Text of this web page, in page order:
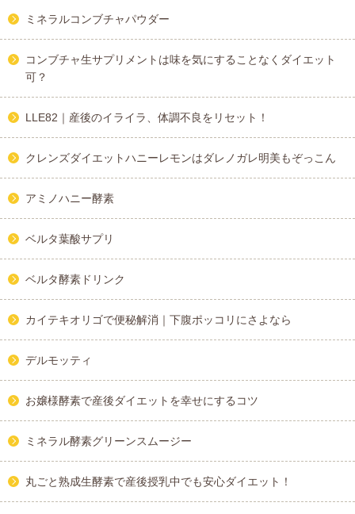
ミネラルコンブチャパウダー
コンブチャ生サプリメントは味を気にすることなくダイエット
可？
LLE82｜産後のイライラ、体調不良をリセット！
クレンズダイエットハニーレモンはダレノガレ明美もぞっこん
アミノハニー酵素
ベルタ葉酸サプリ
ベルタ酵素ドリンク
カイテキオリゴで便秘解消｜下腹ポッコリにさよなら
デルモッティ
お嬢様酵素で産後ダイエットを幸せにするコツ
ミネラル酵素グリーンスムージー
丸ごと熟成生酵素で産後授乳中でも安心ダイエット！